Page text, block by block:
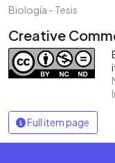
Biología - Tesis
Creative
Full item page